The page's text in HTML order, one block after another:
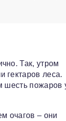
Так, утром
гектаров леса.
шесть пожаров
очагов – они